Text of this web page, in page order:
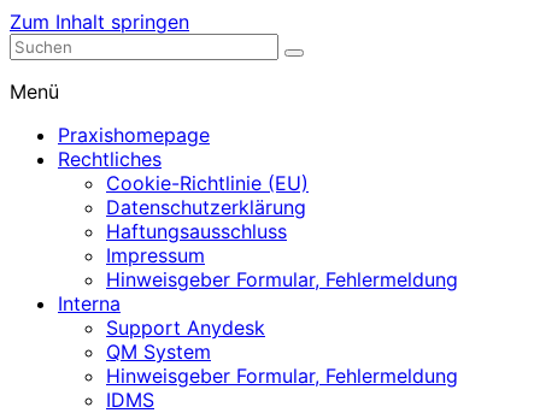
Zum Inhalt springen
Nephrologische Praxis mit Dialyse
Menü
Praxishomepage
Rechtliches
Cookie-Richtlinie (EU)
Datenschutzerklärung
Haftungsausschluss
Impressum
Hinweisgeber Formular, Fehlermeldung
Interna
Support Anydesk
QM System
Hinweisgeber Formular, Fehlermeldung
IDMS